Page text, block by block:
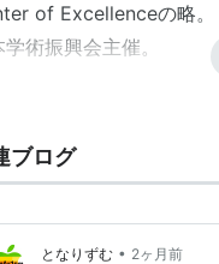
of Excellenceの略。
学術振興会主催。
ブログ
となりずむ • 2ヶ月前